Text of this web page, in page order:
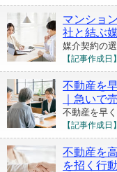
マンショ
社と結ぶ
媒介契約の
【記事作成日】
不動産を
｜急いで
不動産を早
【記事作成日】
不動産を
を招く行